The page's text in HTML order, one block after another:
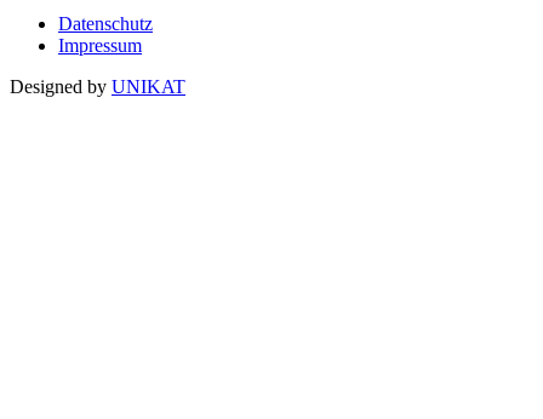
Datenschutz
Impressum
Designed by UNIKAT